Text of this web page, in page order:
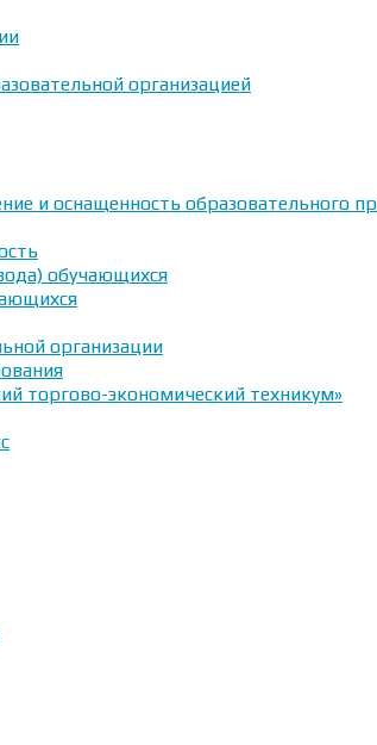
организацией
и оснащенность образовательного
обучающихся
организации
торгово-экономический техникум»